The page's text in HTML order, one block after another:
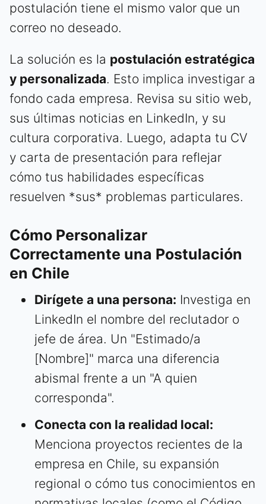
postulación tiene el mismo valor que un
correo no deseado.
La solución es la postulación estratégica
y personalizada. Esto implica investigar a
fondo cada empresa. Revisa su sitio web,
sus últimas noticias en LinkedIn, y su
cultura corporativa. Luego, adapta tu CV
y carta de presentación para reflejar
cómo tus habilidades específicas
resuelven *sus* problemas particulares.
Cómo Personalizar
Correctamente una Postulación
en Chile
Dirígete a una persona: Investiga en
LinkedIn el nombre del reclutador o
jefe de área. Un "Estimado/a
[Nombre]" marca una diferencia
abismal frente a un "A quien
corresponda".
Conecta con la realidad local:
Menciona proyectos recientes de la
empresa en Chile, su expansión
regional o cómo tus conocimientos en